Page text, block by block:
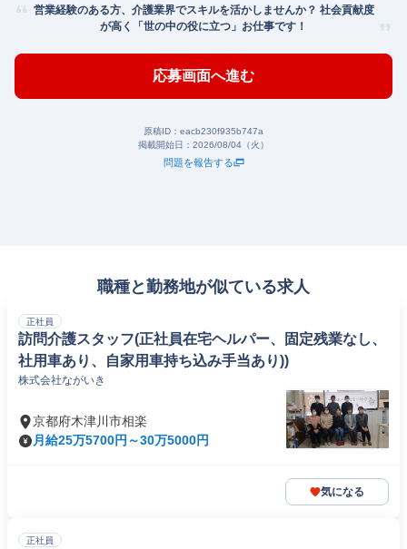
営業経験のある方、介護業界でスキルを活かしませんか？ 社会貢献度
が高く「世の中の役に立つ」お仕事です！
応募画面へ進む
原稿ID： eacb230f935b747a
掲載開始日： 2026/08/04（火）
問題を報告する
職種と勤務地が似ている求人
正社員
訪問介護スタッフ(正社員在宅ヘルパー、固定残業なし、
社用車あり、自家用車持ち込み手当あり))
株式会社ながいき
京都府木津川市相楽
月給25万5700円～30万5000円
気になる
正社員